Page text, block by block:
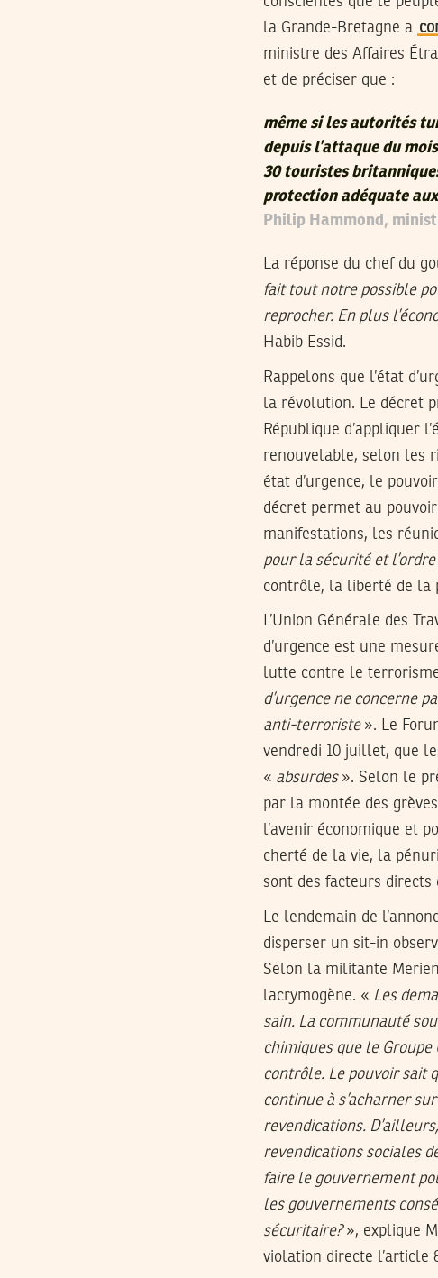
la Grande-Bretagne a
ministre des Affaires
et de préciser que :
même si les autorités
depuis l’attaque du
30 touristes
protection adéquate
Philip Hammond,
La réponse du chef du
fait tout notre possible
reprocher. En plus
Habib Essid.
Rappelons que l’état
la révolution. Le décret
République d’appliquer
renouvelable, selon les
état d’urgence, le
décret permet au
manifestations, les
pour la sécurité et
contrôle, la liberté de la
L’Union Générale des
d’urgence est une
lutte contre le
d’urgence ne concerne
anti-terroriste». Le
vendredi 10 juillet, que
« absurdes». Selon le
par la montée des
l’avenir économique et
cherté de la vie, la
sont des facteurs
Le lendemain de
disperser un sit-in
Selon la militante
lacrymogène. « Les
sain. La communauté
chimiques que le Groupe
contrôle. Le pouvoir sait
continue à s’acharner
revendications.
revendications sociales
faire le gouvernement
les gouvernements
sécuritaire?», explique
violation directe l’article